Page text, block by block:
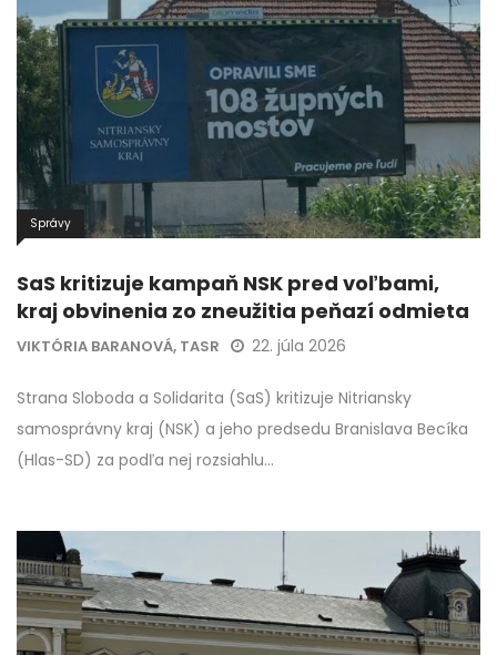
Správy
SaS kritizuje kampaň NSK pred voľbami,
kraj obvinenia zo zneužitia peňazí odmieta
VIKTÓRIA BARANOVÁ, TASR 22. júla 2026
Strana Sloboda a Solidarita (SaS) kritizuje Nitriansky
samosprávny kraj (NSK) a jeho predsedu Branislava Becíka
(Hlas-SD) za podľa nej rozsiahlu…